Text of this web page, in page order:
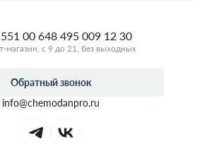
00 648 495 009 12 30
магазин, с 9 до 21, без выходных
Обратный звонок
info@chemodanpro.ru